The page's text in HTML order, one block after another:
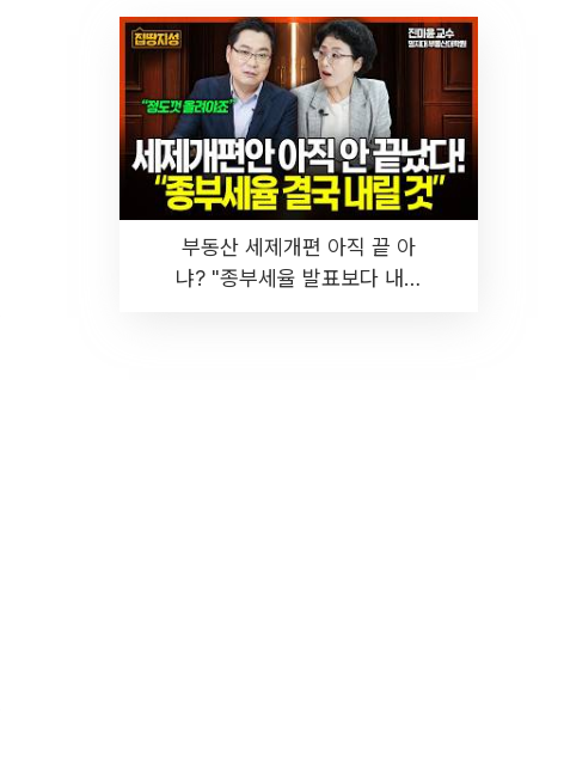
부동산 세제개편 아직 끝 아
냐? "종부세율 발표보다 내릴